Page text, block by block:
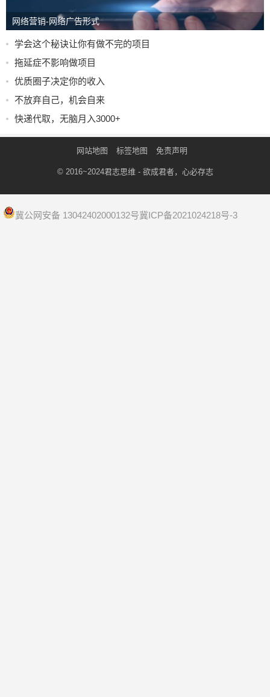
网络营销-网络广告形式
学会这个秘诀让你有做不完的项目
拖延症不影响做项目
优质圈子决定你的收入
不放弃自己，机会自来
快递代取，无脑月入3000+
网站地图 标签地图 免责声明
© 2016~2024君志思维- 欲成君者，心必存志
冀公网安备 13042402000132号冀ICP备2021024218号-3